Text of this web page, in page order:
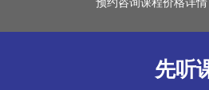
预约咨询课程价格详情
先听